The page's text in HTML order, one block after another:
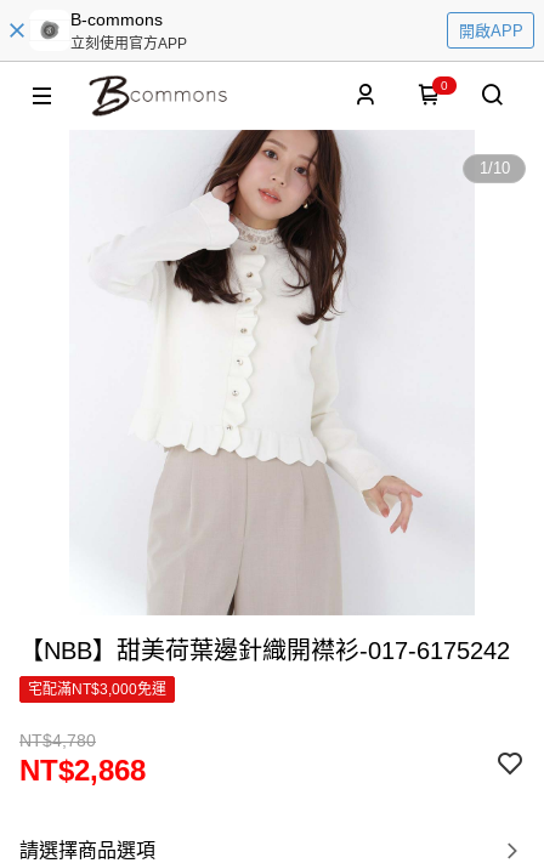
B-commons
立刻使用官方APP
開啟APP
0
1/10
【NBB】甜美荷葉邊針織開襟衫-017-6175242
宅配滿NT$3,000免運
NT$4,780
NT$2,868
請選擇商品選項